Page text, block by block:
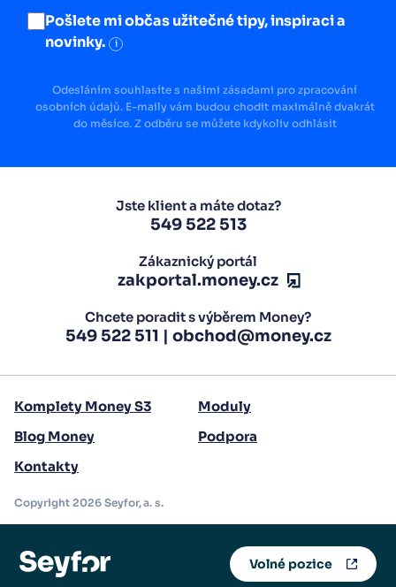
Pošlete mi občas užitečné tipy, inspiraci a
novinky.
i
Odesláním souhlasíte s našimi zásadami pro zpracování
osobních údajů. E-maily vám budou chodit maximálně dvakrát
do měsíce. Z odběru se můžete kdykoliv odhlásit
Jste klient a máte dotaz?
549 522 513
Zákaznický portál
zakportal.money.cz
Chcete poradit s výběrem Money?
549 522 511 | obchod@money.cz
Komplety Money S3
Moduly
Blog Money
Podpora
Kontakty
Copyright 2026 Seyfor, a. s.
Volné pozice
Nejbližší webináře